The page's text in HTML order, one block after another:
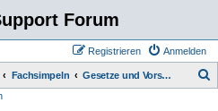
Forum
Anmelden
Registrieren
Fachsimpeln Gesetze und Vorschriften